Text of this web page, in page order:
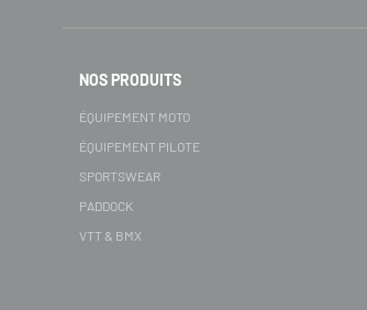
NOS PRODUITS
ÉQUIPEMENT MOTO
ÉQUIPEMENT PILOTE
SPORTSWEAR
PADDOCK
VTT & BMX